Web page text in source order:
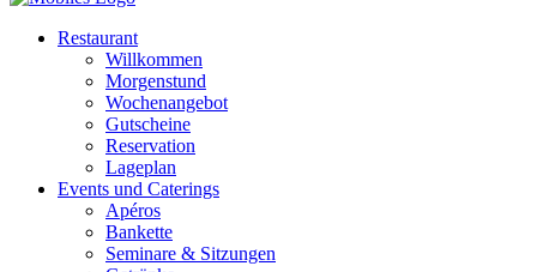
Restaurant
Willkommen
Morgenstund
Wochenangebot
Gutscheine
Reservation
Lageplan
Events und Caterings
Apéros
Bankette
Seminare & Sitzungen